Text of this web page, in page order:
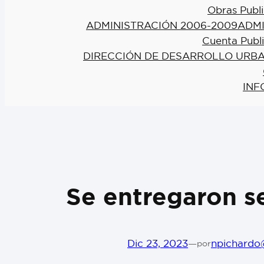
Obras
ADMINISTRACIÓN 2006-2009
Cuenta
DIRECCIÓN DE DESARROLLO
Se entregaron
Dic 23, 2023—por